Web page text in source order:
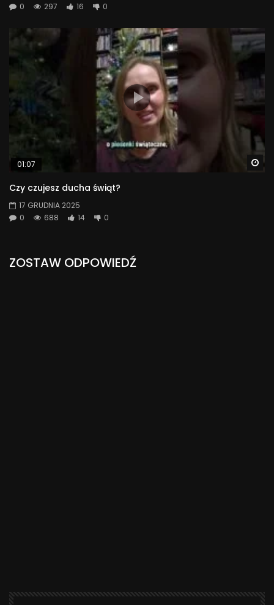
0 297 16 0
01:07
Czy czujesz ducha świąt?
17 GRUDNIA 2025
0
688 14 0
ZOSTAW ODPOWIEDŹ